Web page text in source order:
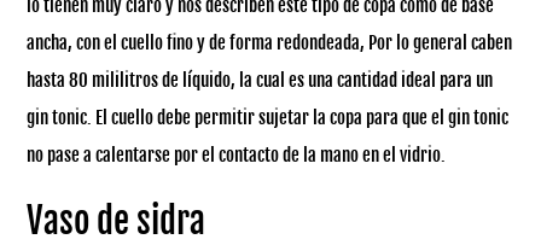
lo tienen muy claro y nos describen este tipo de copa como de base
ancha, con el cuello fino y de forma redondeada, Por lo general caben
hasta 80 mililitros de líquido, la cual es una cantidad ideal para un
gin tonic. El cuello debe permitir sujetar la copa para que el gin tonic
no pase a calentarse por el contacto de la mano en el vidrio.
Vaso de sidra